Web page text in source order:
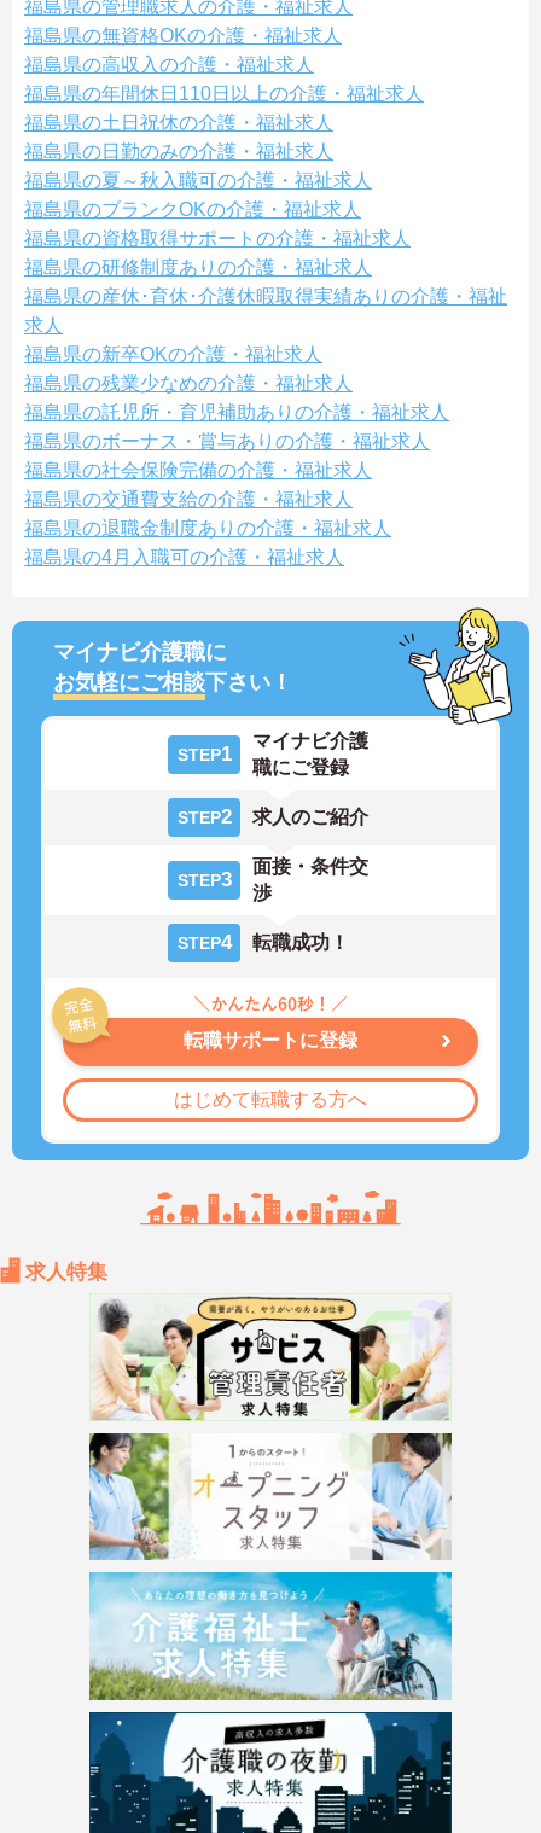
福島県の管理職求人の介護・福祉求人
福島県の無資格OKの介護・福祉求人
福島県の高収入の介護・福祉求人
福島県の年間休日110日以上の介護・福祉求人
福島県の土日祝休の介護・福祉求人
福島県の日勤のみの介護・福祉求人
福島県の夏～秋入職可の介護・福祉求人
福島県のブランクOKの介護・福祉求人
福島県の資格取得サポートの介護・福祉求人
福島県の研修制度ありの介護・福祉求人
福島県の産休･育休･介護休暇取得実績ありの介護・福祉
求人
福島県の新卒OKの介護・福祉求人
福島県の残業少なめの介護・福祉求人
福島県の託児所・育児補助ありの介護・福祉求人
福島県のボーナス・賞与ありの介護・福祉求人
福島県の社会保険完備の介護・福祉求人
福島県の交通費支給の介護・福祉求人
福島県の退職金制度ありの介護・福祉求人
福島県の4月入職可の介護・福祉求人
マイナビ介護職に
お気軽にご相談下さい！
STEP1
マイナビ介護
職にご登録
STEP2 求人のご紹介
STEP3
面接・条件交
渉
STEP4 転職成功！
転職サポートに登録
はじめて転職する方へ
求人特集